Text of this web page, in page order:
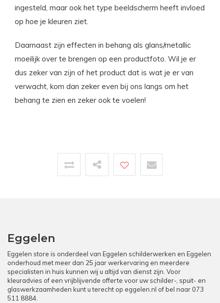
ingesteld, maar ook het type beeldscherm heeft invloed
op hoe je kleuren ziet.
Daarnaast zijn effecten in behang als glans/metallic
moeilijk over te brengen op een productfoto. Wil je er
dus zeker van zijn of het product dat is wat je er van
verwacht, kom dan zeker even bij ons langs om het
behang te zien en zeker ook te voelen!
Eggelen
Eggelen store is onderdeel van Eggelen schilderwerken en Eggelen
onderhoud met meer dan 25 jaar werkervaring en meerdere
specialisten in huis kunnen wij u altijd van dienst zijn. Voor
kleuradvies of een vrijblijvende offerte voor uw schilder-, spuit- en
glaswerkzaamheden kunt u terecht op eggelen.nl of bel naar 073
511 8884.